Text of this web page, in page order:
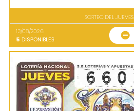
SORTEO DEL JUEVES
13/08/2026
5 DISPONIBLES